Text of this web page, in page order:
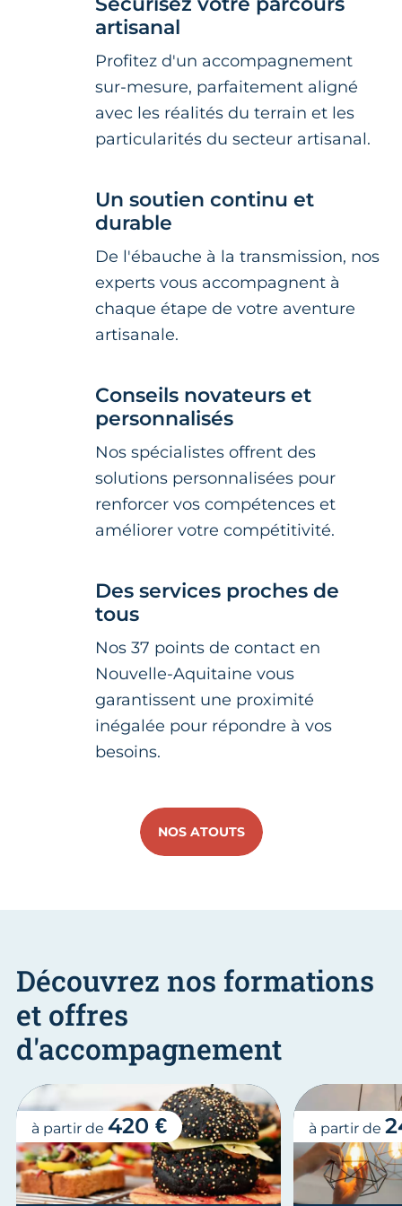
artisanal
Profitez d'un accompagnement
sur-mesure, parfaitement aligné
avec les réalités du terrain et les
particularités du secteur artisanal.
Un soutien continu et
durable
De l'ébauche à la transmission, nos
experts vous accompagnent à
chaque étape de votre aventure
artisanale.
Conseils novateurs et
personnalisés
Nos spécialistes offrent des
solutions personnalisées pour
renforcer vos compétences et
améliorer votre compétitivité.
Des services proches de
tous
Nos 37 points de contact en
Nouvelle-Aquitaine vous
garantissent une proximité
inégalée pour répondre à vos
besoins.
NOS ATOUTS
Découvrez nos formations
et offres
d'accompagnement
à partir de 420 € à partir de